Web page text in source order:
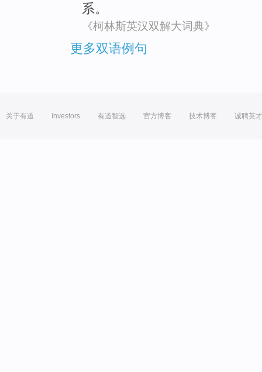
系。
《柯林斯英汉双解大词典》
更多双语例句
关于有道 Investors 有道智选 官方博客 技术博客 诚聘英才